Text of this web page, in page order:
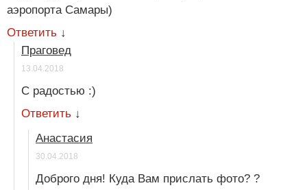
аэропорта Самары)
Ответить ↓
Праговед
13.04.2018
С радостью :)
Ответить ↓
Анастасия
30.04.2018
Доброго дня! Куда Вам прислать фото? ?